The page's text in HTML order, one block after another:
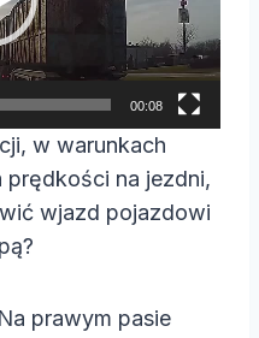
00:08
w warunkach
prędkości na jezdni,
wjazd pojazdowi
prawym pasie